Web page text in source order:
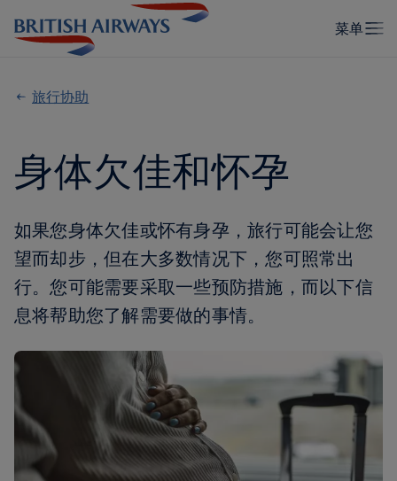
旅行协助
身体欠佳和怀孕
如果您身体欠佳或怀有身孕，旅行可能会让您
望而却步，但在大多数情况下，您可照常出
行。您可能需要采取一些预防措施，而以下信
息将帮助您了解需要做的事情。